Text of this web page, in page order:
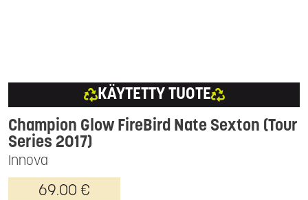
KÄYTETTY TUOTE
Innova
Champion Glow FireBird Nate Sexton (Tour
Series 2017)
69.00 €